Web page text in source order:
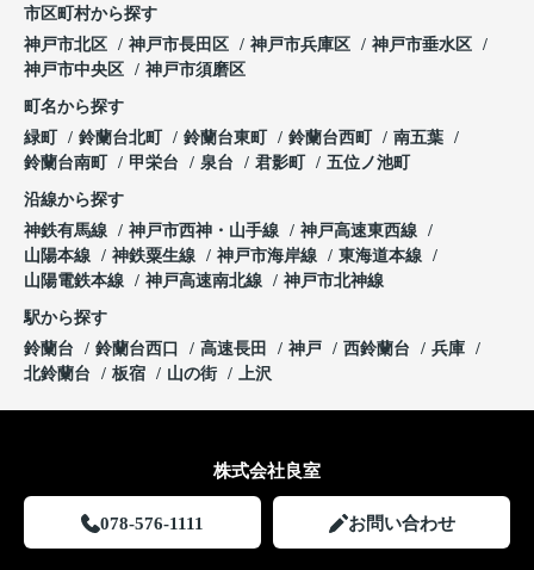
市区町村から探す
神戸市北区
神戸市長田区 神戸市兵庫区
神戸市垂水区
神戸市中央区
神戸市須磨区
町名から探す
緑町
鈴蘭台北町 鈴蘭台東町 鈴蘭台西町
南五葉
鈴蘭台南町
甲栄台 泉台 君影町 五位ノ池町
沿線から探す
神鉄有馬線
神戸市西神・山手線
神戸高速東西線
山陽本線
神鉄粟生線 神戸市海岸線
東海道本線
山陽電鉄本線
神戸高速南北線 神戸市北神線
駅から探す
鈴蘭台
鈴蘭台西口 高速長田 神戸 西鈴蘭台
兵庫
北鈴蘭台
板宿 山の街 上沢
株式会社良室
078-576-1111 お問い合わせ